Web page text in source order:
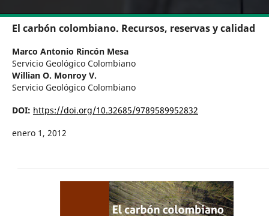
El carbón colombiano. Recursos, reservas y calidad
Marco Antonio Rincón Mesa
Servicio Geológico Colombiano
Willian O. Monroy V.
Servicio Geológico Colombiano
DOI: https://doi.org/10.32685/9789589952832
enero 1, 2012